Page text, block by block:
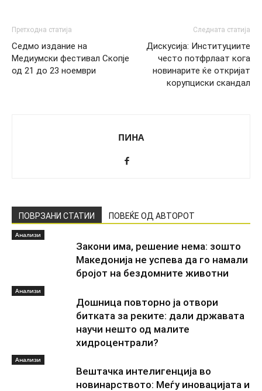
Претходна статија
Седмо издание на
Медиумски фестивал Скопје
од 21 до 23 ноември
Следната статија
Дискусија: Институциите
често потфрлаат кога
новинарите ќе откријат
корупциски скандал
ПИНА
ПОВРЗАНИ СТАТИИ ПОВЕЌЕ ОД АВТОРОТ
Анализи
Закони има, решение нема: зошто
Македонија не успева да го намали
бројот на бездомните животни
Анализи
Дошница повторно ја отвори
битката за реките: дали државата
научи нешто од малите
хидроцентрали?
Анализи
Вештачка интелигенција во
новинарството: Меѓу иновацијата и